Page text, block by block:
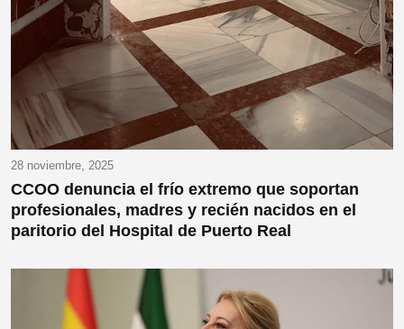
28 noviembre, 2025
CCOO denuncia el frío extremo que soportan
profesionales, madres y recién nacidos en el
paritorio del Hospital de Puerto Real